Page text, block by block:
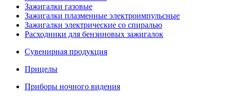
Зажигалки газовые
Зажигалки плазменные электроимпульсные
Зажигалки электрические со спиралью
Расходники для бензиновых зажигалок
Сувенирная продукция
Прицелы
Приборы ночного видения